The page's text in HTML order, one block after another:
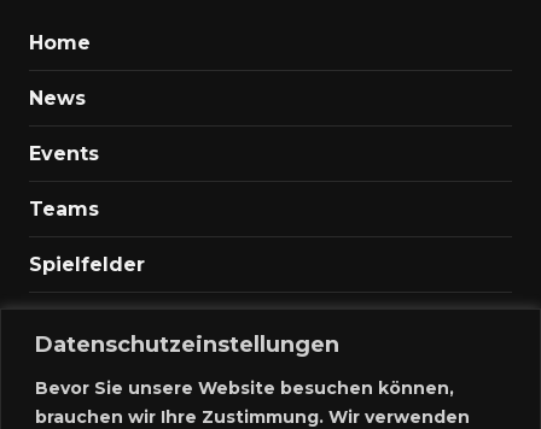
Datenschutzeinstellungen
Bevor Sie unsere Website besuchen können,
brauchen wir Ihre Zustimmung. Wir verwenden
Home
News
Events
Teams
Spielfelder
Kontakt